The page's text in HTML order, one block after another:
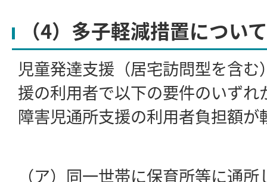
（4）多子軽減措置について
児童発達支援（居宅訪問型を含
援の利用者で以下の要件のいず
障害児通所支援の利用者負担額が
（ア）同一世帯に保育所等に通